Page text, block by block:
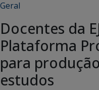
Geral
Docentes da
Plataforma
para
estudos